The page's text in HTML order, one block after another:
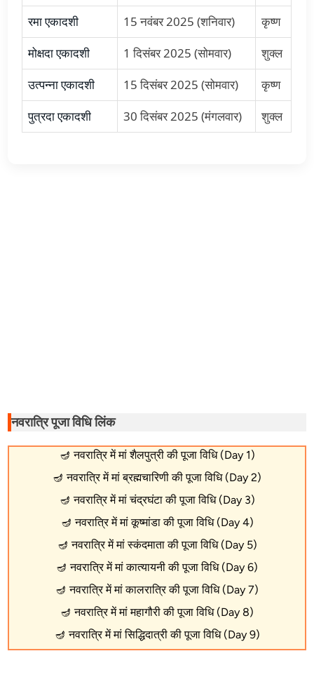
रमा एकादशी
15 नवंबर 2025 (शनिवार)
कृष्ण
मोक्षदा एकादशी
1 दिसंबर 2025 (सोमवार)
शुक्ल
उत्पन्ना एकादशी
15 दिसंबर 2025 (सोमवार)
कृष्ण
पुत्रदा एकादशी
30 दिसंबर 2025 (मंगलवार) शुक्ल
नवरात्रि पूजा विधि लिंक
🪔 नवरात्रि में मां शैलपुत्री की पूजा विधि (Day 1)
🪔 नवरात्रि में मां ब्रह्मचारिणी की पूजा विधि (Day 2)
🪔 नवरात्रि में मां चंद्रघंटा की पूजा विधि (Day 3)
🪔 नवरात्रि में मां कूष्मांडा की पूजा विधि (Day 4)
🪔 नवरात्रि में मां स्कंदमाता की पूजा विधि (Day 5)
🪔 नवरात्रि में मां कात्यायनी की पूजा विधि (Day 6)
🪔 नवरात्रि में मां कालरात्रि की पूजा विधि (Day 7)
🪔 नवरात्रि में मां महागौरी की पूजा विधि (Day 8)
🪔 नवरात्रि में मां सिद्धिदात्री की पूजा विधि (Day 9)